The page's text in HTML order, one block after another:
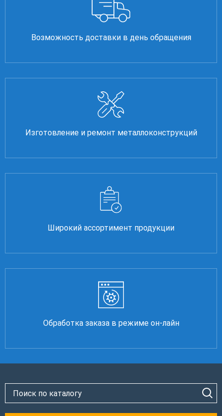
Возможность доставки в день обращения
Изготовление и ремонт металлоконструкций
Широкий ассортимент продукции
Обработка заказа в режиме он-лайн